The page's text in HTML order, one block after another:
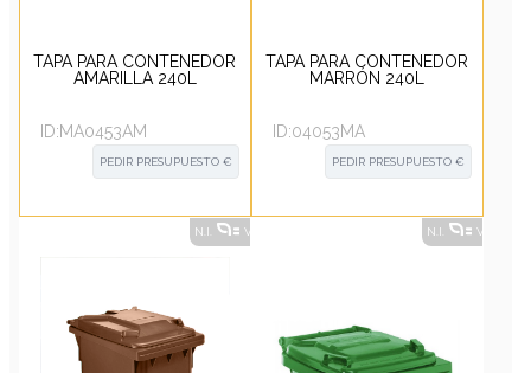
TAPA PARA CONTENEDOR
AMARILLA 240L
ID:MA0453AM
PEDIR PRESUPUESTO €
TAPA PARA CONTENEDOR
MARRÓN 240L
ID:04053MA
PEDIR PRESUPUESTO €
N.I. VER ALTERNATIVAS N.I. VER